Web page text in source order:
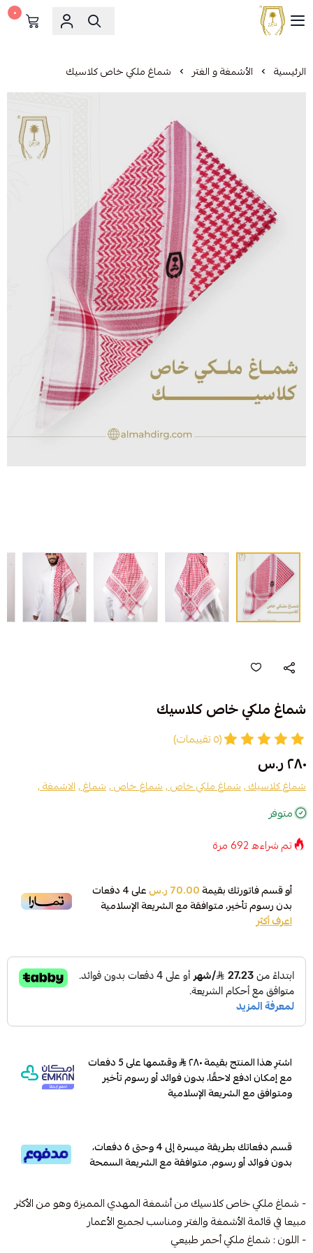
مشالح المهدي الملكية
٠
الرئيسية الأشمغة و الغتر شماغ ملكي خاص كلاسيك
شماغ ملكي خاص كلاسيك
(٥ تقييمات)
٢٨٠ ر.س
شماغ كلاسيك ,شماغ ملكي خاص ,شماغ خاص ,شماغ ,الاشمغة ,
متوفر
تم شراءه692مرة
أو قسم فاتورتك بقيمة70.00 ر.س على4دفعات
بدون رسوم تأخير، متوافقة مع الشريعة الإسلامية
اعرف أكثر
اشترِ هذا المنتج بقيمة ٢٨٠
وقسّمها على 5 دفعات
مع إمكان ادفع لاحقًا، بدون فوائد أو رسوم تأخير
ومتوافق مع الشريعة الإسلامية
قسم دفعاتك بطريقة ميسرة إلى 4 وحتى 6 دفعات،
بدون فوائد أو رسوم. متوافقة مع الشريعة السمحة
- شماغ ملكي خاص كلاسيك من أشمغة المهدي المميزة وهو من الأكثر
مبيعا في قائمة الأشمغة والغتر ومناسب لجميع الأعمار
- اللون : شماغ ملكي أحمر طبيعي